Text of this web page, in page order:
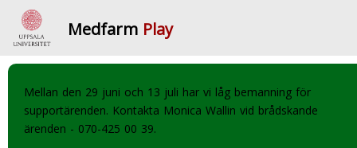
Medfarm Play
Mellan den 29 juni och 13 juli har vi låg bemanning för
supportärenden. Kontakta Monica Wallin vid brådskande
ärenden - 070-425 00 39.